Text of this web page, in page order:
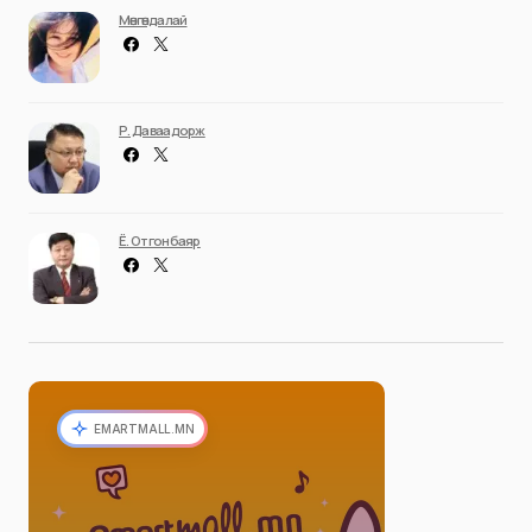
Мөнгөндалай
Р. Даваадорж
Ё. Отгонбаяр
EMARTMALL.MN